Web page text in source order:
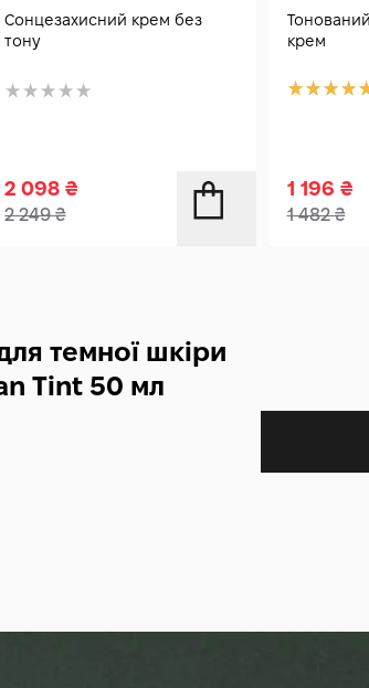
Tinted 50 мл
Сонцезахисний крем без
тону
2 098₴
2 249₴
мл
крем
1 196 ₴
1 482₴
темної шкіри
Tint 50 мл